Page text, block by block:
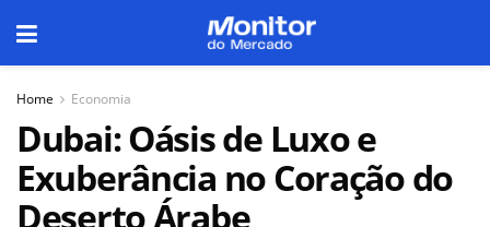
Home Economia
Dubai: Oásis de Luxo e
Exuberância no Coração do
Deserto Árabe